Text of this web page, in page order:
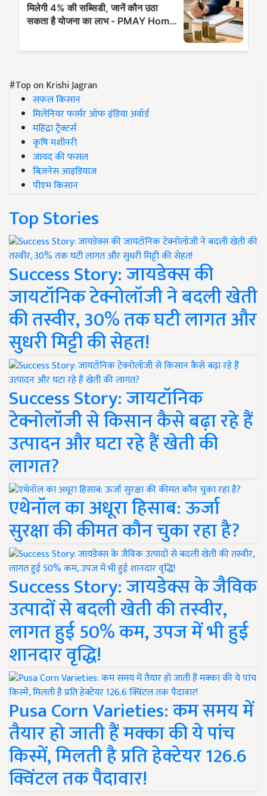
#Top on Krishi Jagran
सफल किसान
मिलेनियर फार्मर ऑफ इंडिया अवॉर्ड
महिंद्रा ट्रैक्टर्स
कृषि मशीनरी
जायद की फसल
बिज़नेस आइडियाज
पीएम किसान
Top Stories
Success Story: जायडेक्स की
जायटॉनिक टेक्नोलॉजी ने बदली खेती
की तस्वीर, 30% तक घटी लागत और
सुधरी मिट्टी की सेहत!
Success Story: जायटॉनिक
टेक्नोलॉजी से किसान कैसे बढ़ा रहे हैं
उत्पादन और घटा रहे हैं खेती की
लागत?
एथेनॉल का अधूरा हिसाब: ऊर्जा
सुरक्षा की कीमत कौन चुका रहा है?
Success Story: जायडेक्स के जैविक
उत्पादों से बदली खेती की तस्वीर,
लागत हुई 50% कम, उपज में भी हुई
शानदार वृद्धि!
Pusa Corn Varieties: कम समय में
तैयार हो जाती हैं मक्का की ये पांच
किस्में, मिलती है प्रति हेक्टेयर 126.6
क्विंटल तक पैदावार!